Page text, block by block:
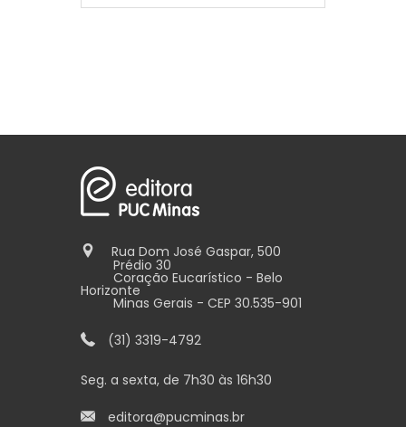
Rua Dom José Gaspar, 500
Prédio 30
Coração Eucarístico - Belo
Horizonte
Minas Gerais - CEP 30.535-901
(31) 3319-4792
Seg. a sexta, de 7h30 às 16h30
editora@pucminas.br